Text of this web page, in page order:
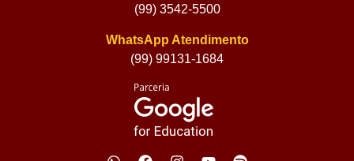
(99) 3542-5500
WhatsApp Atendimento
(99) 99131-1684